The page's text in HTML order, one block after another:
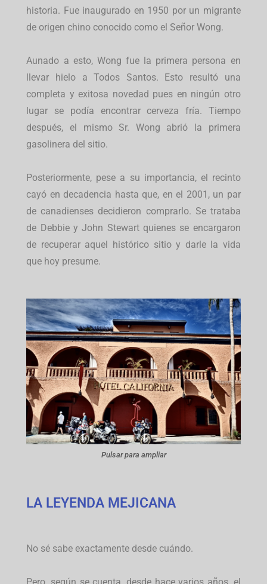
historia. Fue inaugurado en 1950 por un migrante
de origen chino conocido como el Señor Wong.
Aunado a esto, Wong fue la primera persona en
llevar hielo a Todos Santos. Esto resultó una
completa y exitosa novedad pues en ningún otro
lugar se podía encontrar cerveza fría. Tiempo
después, el mismo Sr. Wong abrió la primera
gasolinera del sitio.
Posteriormente, pese a su importancia, el recinto
cayó en decadencia hasta que, en el 2001, un par
de canadienses decidieron comprarlo. Se trataba
de Debbie y John Stewart quienes se encargaron
de recuperar aquel histórico sitio y darle la vida
que hoy presume.
Pulsar para ampliar
LA LEYENDA MEJICANA
No sé sabe exactamente desde cuándo.
Pero, según se cuenta, desde hace varios años, el